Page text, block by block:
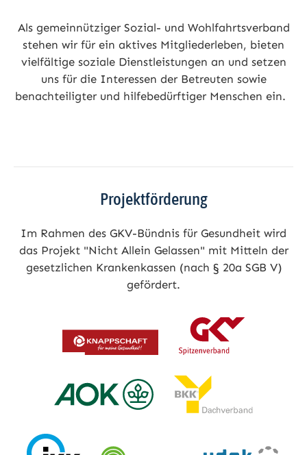
Als gemeinnütziger Sozial- und Wohlfahrtsverband
stehen wir für ein aktives Mitgliederleben, bieten
vielfältige soziale Dienstleistungen an und setzen
uns für die Interessen der Betreuten sowie
benachteiligter und hilfebedürftiger Menschen ein.
Projektförderung
Im Rahmen des GKV-Bündnis für Gesundheit wird
das Projekt "Nicht Allein Gelassen" mit Mitteln der
gesetzlichen Krankenkassen (nach § 20a SGB V)
gefördert.